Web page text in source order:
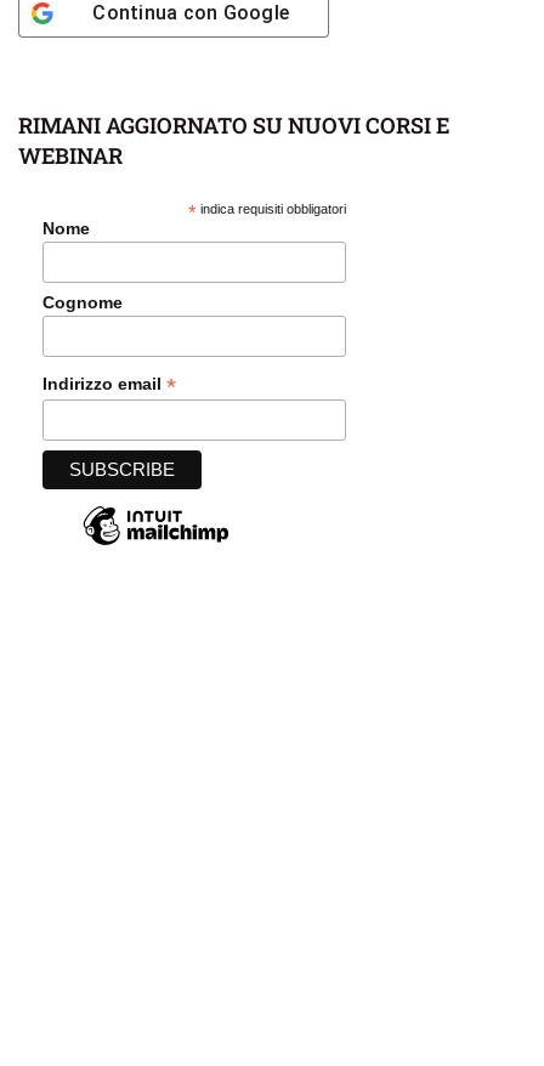
Continua con Google
RIMANI AGGIORNATO SU NUOVI CORSI E
WEBINAR
*indica requisiti obbligatori
Nome
Cognome
Indirizzo email *